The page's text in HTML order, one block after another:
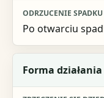
Po otwarciu
Forma działania